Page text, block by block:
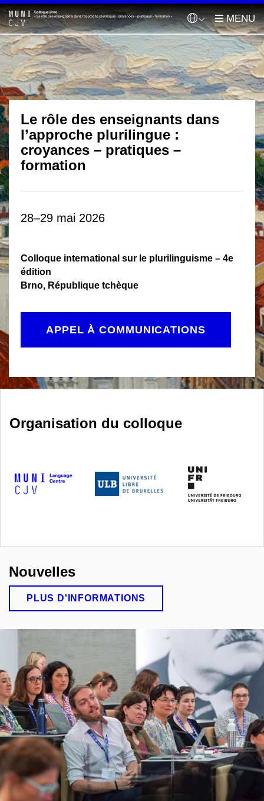
Le rôle des enseignants dans
l’approche plurilingue :
croyances – pratiques –
formation
28–29 mai 2026
Colloque international sur le plurilinguisme – 4e
édition
Brno, République tchèque
APPEL À COMMUNICATIONS
Organisation du colloque
Nouvelles
PLUS D'INFORMATIONS